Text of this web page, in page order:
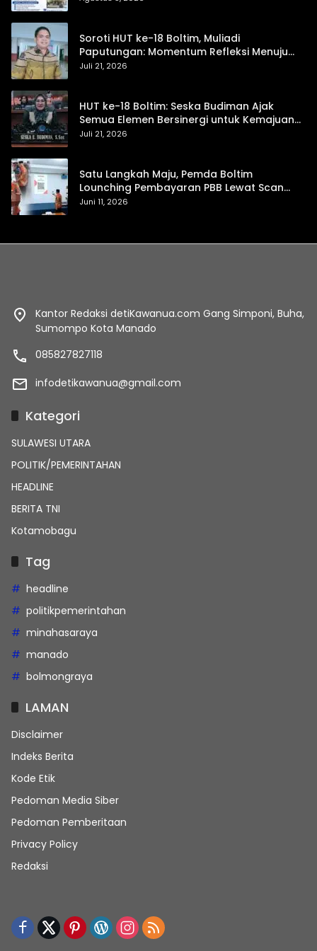
Soroti HUT ke-18 Boltim, Muliadi
Paputungan: Momentum Refleksi Menuju
Daerah Mandiri dan Berdaya Saing
Juli 21, 2026
HUT ke-18 Boltim: Seska Budiman Ajak
Semua Elemen Bersinergi untuk Kemajuan
Daerah
Juli 21, 2026
Satu Langkah Maju, Pemda Boltim
Lounching Pembayaran PBB Lewat Scan
Qris
Juni 11, 2026
Kantor Redaksi detiKawanua.com Gang Simponi, Buha,
Sumompo Kota Manado
085827827118
infodetikawanua@gmail.com
Kategori
SULAWESI UTARA
POLITIK/PEMERINTAHAN
HEADLINE
BERITA TNI
Kotamobagu
Tag
headline
politikpemerintahan
minahasaraya
manado
bolmongraya
LAMAN
Disclaimer
Indeks Berita
Kode Etik
Pedoman Media Siber
Pedoman Pemberitaan
Privacy Policy
Redaksi